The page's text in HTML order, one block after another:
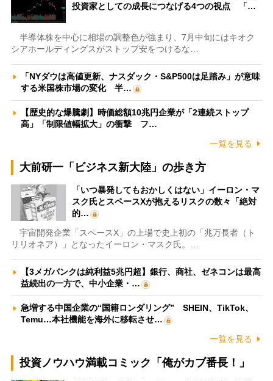
投資家としての成長につなげる4つの視点 「…
半導体株を中心に相場の調整色が強まり、7月中旬にはキオク
シアホールディングスがストップ安をつけるな…
「NYダウは高値更新、ナスダック・S&P500は足踏み」が意味
する米国株市場の変化 半…
【歴史的な爆騰劇】時価総額10兆円企業が「2連続ストップ
高」「制限値幅拡大」の衝撃 フ…
一覧を見る
大前研一「ビジネス新大陸」の歩き方
「いつ暴発してもおかしくはない」イーロン・マ
スク氏とスペースXが抱えるリスクの数々「絶対
的…
宇宙開発企業「スペースX」の上場で史上初の「兆万長者（ト
リリオネア）」となったイーロン・マスク氏。…
【3メガバンクは純利益5兆円超】銀行、商社、ゼネコンは最高
益続出の一方で、中小企業・…
急増する中国企業の“国籍ロンダリング” SHEIN、TikTok、
Temu…本社機能を海外に移転させ…
一覧を見る
投資ノウハウ満載コミック「俺がカブ番長！」